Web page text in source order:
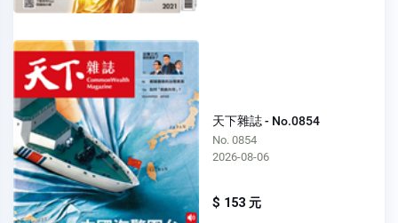
天下雜誌 - No.0854
No. 0854
2026-08-06
$ 153 元